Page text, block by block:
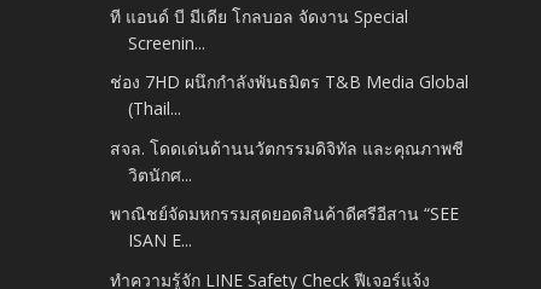
ที แอนด์ บี มีเดีย โกลบอล จัดงาน Special
Screenin...
ช่อง 7HD ผนึกกำลังพันธมิตร T&B Media Global
(Thail...
สจล. โดดเด่นด้านนวัตกรรมดิจิทัล และคุณภาพชี
วิตนักศ...
พาณิชย์จัดมหกรรมสุดยอดสินค้าดีศรีอีสาน “SEE
ISAN E...
ทำความรู้จัก LINE Safety Check ฟีเจอร์แจ้ง